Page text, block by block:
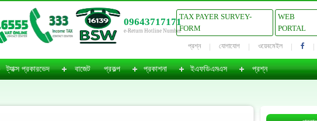
09643717171
e-Return Hotline Number
TAX PAYER SURVEY-
FORM
WEB
PORTAL
প্রশ্ন যোগাযোগ ওয়েবমেইল
ট্যাক্স প্রকারভেদ বাজেট প্রকল্প প্রকাশনা ইএফডিএমএস প্রশ্ন